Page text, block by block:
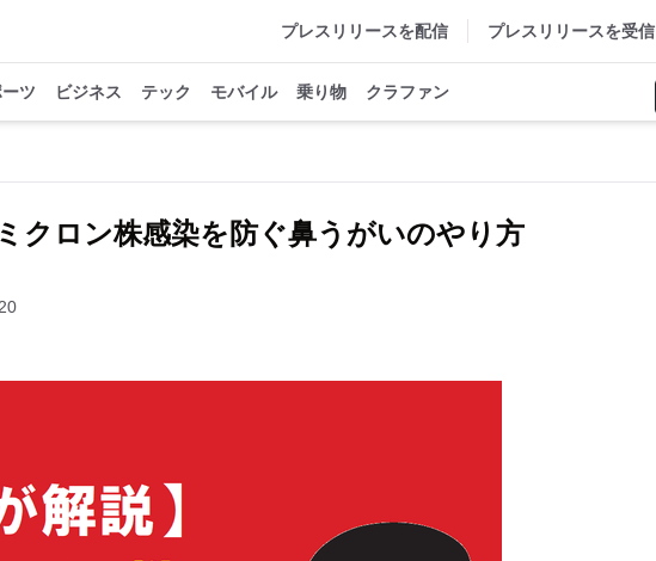
プレスリリースを配信 プレスリリースを受信
ツ ビジネス テック モバイル 乗り物 クラファン
クロン株感染を防ぐ鼻うがいのやり方